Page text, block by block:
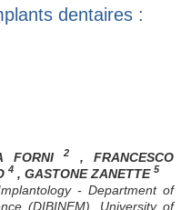
dentaires :
FORNI 2
, FRANCESCO
4 , GASTONE ZANETTE 5
- Department of
(DIBINEM), University of